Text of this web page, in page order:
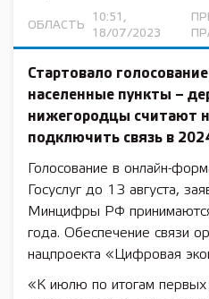
ОБЛАСТЬ
10:51,
18/07/2023
Стартовало
населенные пункты –
нижегородцы считают
подключить связь в
Голосование в онлайн-
Госуслуг до 13 августа,
Минцифры РФ
года. Обеспечение связи
нацпроекта «Цифровая
«К июлю по итогам первых